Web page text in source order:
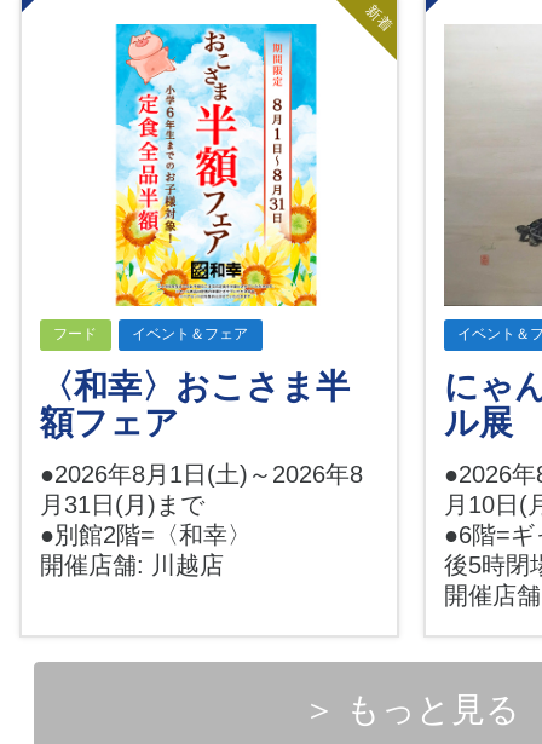
新着
フード イベント＆フェア
〈和幸〉おこさま半
額フェア
●2026年8月1日(土)～2026年8
月31日(月)まで
●別館2階=〈和幸〉
開催店舗: 川越店
イベント＆
にゃ
ル展
●2026
月10日(
●6階=ギ
後5時閉
開催店
＞ もっと見る